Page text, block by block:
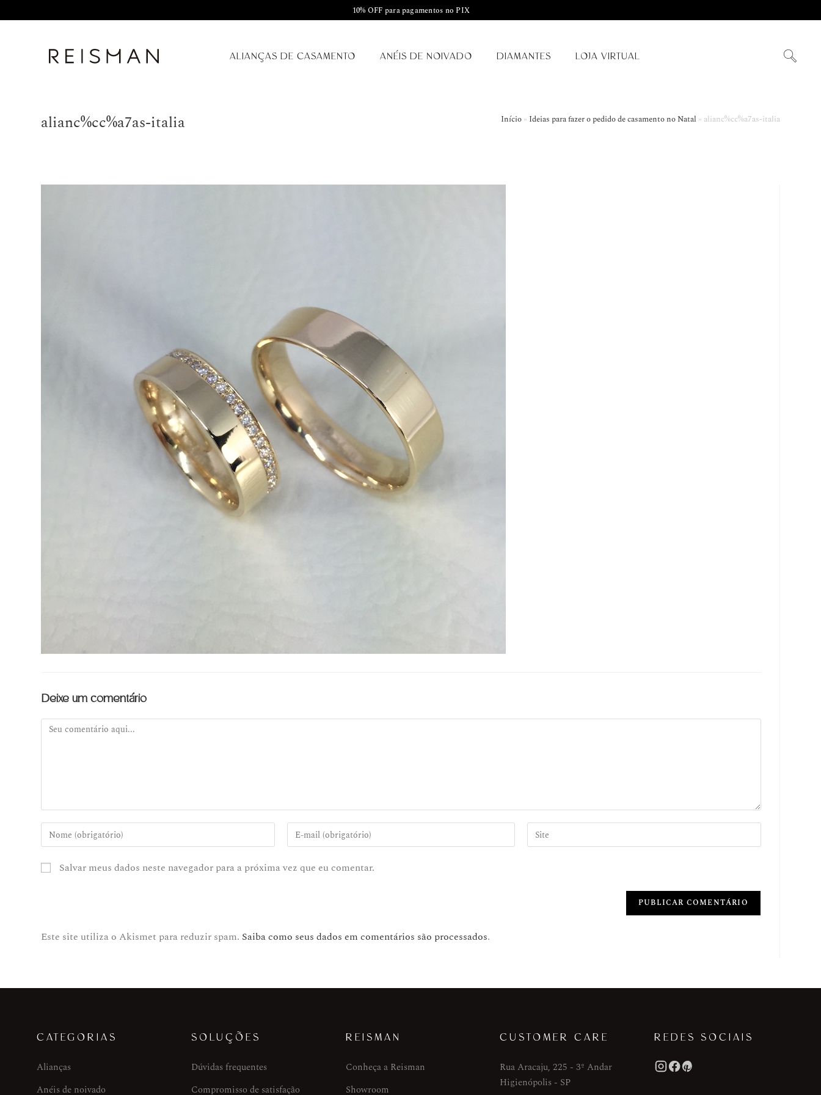
10% OFF para pagamentos no PIX
ALIANÇAS DE CASAMENTO ANÉIS DE NOIVADO DIAMANTES LOJA VIRTUAL
alianc%cc%a7as-italia Início» Ideias para fazer o pedido de casamento no Natal » alianc%cc%a7as-italia
Deixe um comentário
Salvar meus dados neste navegador para a próxima vez que eu comentar.
Este site utiliza o Akismet para reduzir spam. Saiba como seus dados em comentários são processados.
CATEGORIAS
Alianças
Anéis de noivado
SOLUÇÕES
Dúvidas frequentes
Compromisso de satisfação
REISMAN
Conheça a Reisman
Showroom
CUSTOMER CARE
Rua Aracaju, 225 - 3º Andar
Higienópolis - SP
REDES SOCIAIS